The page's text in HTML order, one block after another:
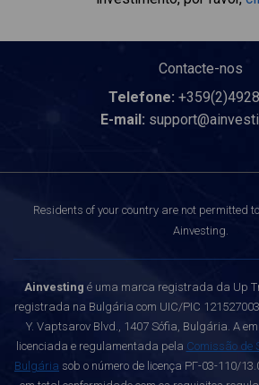
Contacte-nos
Telefone:
E-mail:
Residents of your country are not permitted
Ainvesting.
Ainvesting é uma marca registrada da Up
registrada na Bulgária com UIC/PIC
Y. Vaptsarov Blvd., 1407 Sófia, Bulgária. A
licenciada e regulamentada pela Comissão de
Bulgária sob o número de licença РГ-03-110/